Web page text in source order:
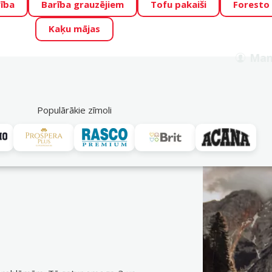
Zoo piedāvā lieliskas cenas mīluļu TOP barībām! 🍖 →
ŪSAIŅI”! Varbūt tieši Tavs mīlulis būs 2027. gada
Barība grauzējiem Tofu pakaiši
Foresto
Kaķu mājas
Populārākie zīmoli
Akciju piedāvājumi
Ontario
ērti DinoZoo e-veikalā jau tagad! Bezmaksas piegāde no